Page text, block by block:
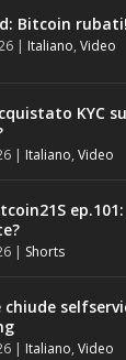
Bitcoin
| Italiano,Video
KYC
| Italiano,Video
| Shorts
chiude
| Italiano,Video